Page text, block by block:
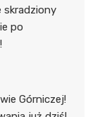
skradziony
po
Górniczej!